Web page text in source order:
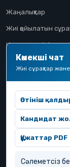
Жаңалықтар
Жиі қойылатын
Конкурстық іріктеу
Үміткер жолы
Көмекші чат
Жиі сұрақтар
Өтініш
Кандидат
Құжаттар PDF
Сәлеметсіз